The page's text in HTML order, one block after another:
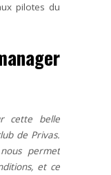
pilotes du
cette belle
de Privas.
permet
et ce